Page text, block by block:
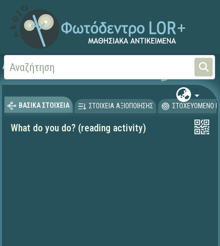
Αρχική Ξένες Γλώσσες -
ΒΑΣΙΚΑ ΣΤΟΙΧΕΙΑ ΣΤΟΙΧΕΙΑ ΑΞΙΟΠΟΙΗΣΗΣ ΣΤΟΧΕΥΟΜΕΝΟ
What do you do? (reading activity)